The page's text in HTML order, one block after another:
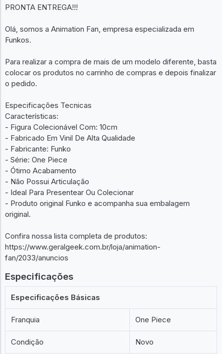
PRONTA ENTREGA!!!
Olá, somos a Animation Fan, empresa especializada em
Funkos.
Para realizar a compra de mais de um modelo diferente, basta
colocar os produtos no carrinho de compras e depois finalizar
o pedido.
Especificações Tecnicas
Características:
- Figura Colecionável Com: 10cm
- Fabricado Em Vinil De Alta Qualidade
- Fabricante: Funko
- Série: One Piece
- Ótimo Acabamento
- Não Possui Articulação
- Ideal Para Presentear Ou Colecionar
- Produto original Funko e acompanha sua embalagem
original.
Confira nossa lista completa de produtos:
https://www.geralgeek.com.br/loja/animation-
fan/2033/anuncios
Especificações
Especificações Básicas
Franquia One Piece
Condição Novo